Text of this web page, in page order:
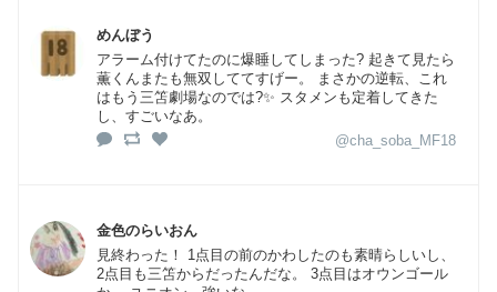
めんぼう
アラーム付けてたのに爆睡してしまった? 起きて見たら
薫くんまたも無双しててすげー。 まさかの逆転、これ
はもう三笘劇場なのでは?✨ スタメンも定着してきた
し、すごいなあ。
@cha_soba_MF18
金色のらいおん
見終わった！ 1点目の前のかわしたのも素晴らしいし、
2点目も三笘からだったんだな。 3点目はオウンゴール